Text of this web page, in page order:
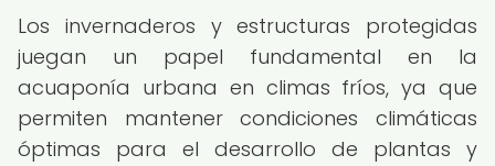
Los invernaderos y estructuras protegidas
juegan un papel fundamental en la
acuaponía urbana en climas fríos, ya que
permiten mantener condiciones climáticas
óptimas para el desarrollo de plantas y